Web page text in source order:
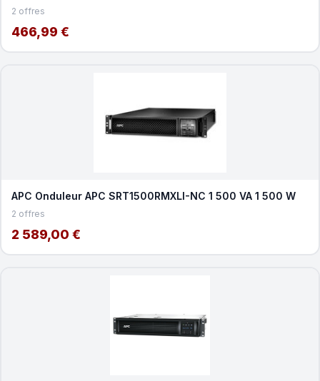
2 offres
466,99 €
APC Onduleur APC SRT1500RMXLI-NC 1 500 VA 1 500 W
2 offres
2 589,00 €